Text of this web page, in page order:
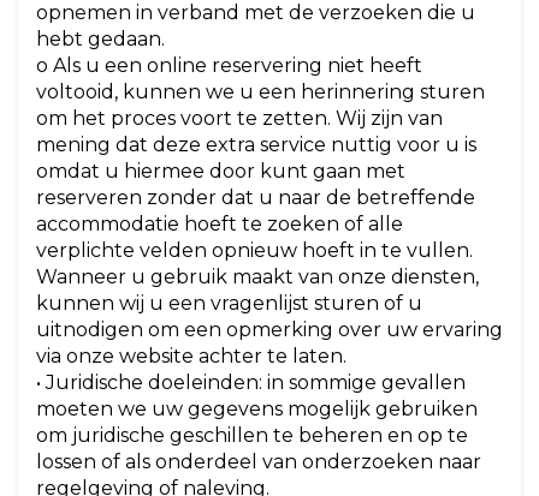
opnemen in verband met de verzoeken die u
hebt gedaan.
o Als u een online reservering niet heeft
voltooid, kunnen we u een herinnering sturen
om het proces voort te zetten. Wij zijn van
mening dat deze extra service nuttig voor u is
omdat u hiermee door kunt gaan met
reserveren zonder dat u naar de betreffende
accommodatie hoeft te zoeken of alle
verplichte velden opnieuw hoeft in te vullen.
Wanneer u gebruik maakt van onze diensten,
kunnen wij u een vragenlijst sturen of u
uitnodigen om een opmerking over uw ervaring
via onze website achter te laten.
• Juridische doeleinden: in sommige gevallen
moeten we uw gegevens mogelijk gebruiken
om juridische geschillen te beheren en op te
lossen of als onderdeel van onderzoeken naar
regelgeving of naleving.